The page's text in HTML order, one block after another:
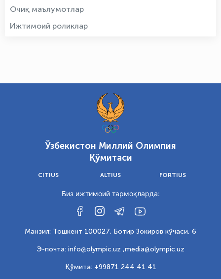
Очиқ маълумотлар
Ижтимоий роликлар
Ўзбекистон Миллий Олимпия
Қўмитаси
CITIUS ALTIUS FORTIUS
Биз ижтимоий тармоқларда:
Манзил: Тошкент 100027, Ботир Зокиров кўчаси, 6
Э-почта: info@olympic.uz ,media@olympic.uz
Қўмита: +99871 244 41 41